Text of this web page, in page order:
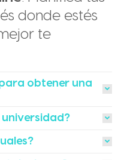
donde estés
te
obtener una